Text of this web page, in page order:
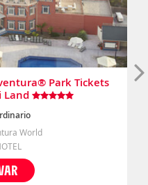
Park Tickets
Land
World